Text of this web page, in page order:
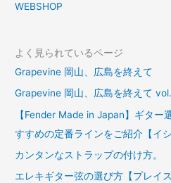
WEBSHOP
よく見られているページ
Grapevine 岡山、広島を終えて
Grapevine 岡山、広島を終えて
【Fender Made in Japan】ギター
すすめの定番ラインをご紹介【イ
カンタンなストラップの付け方。
エレキギター弦の選び方【プレイ